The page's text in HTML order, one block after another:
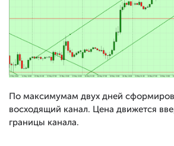
По максимумам двух дней
восходящий канал. Цена движется
границы канала.